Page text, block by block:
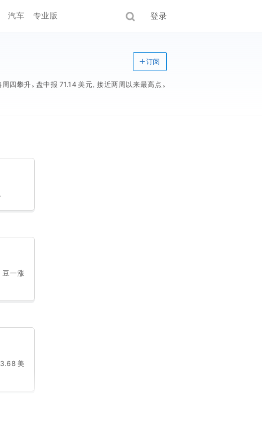
汽车 专业版 登录
四攀升。盘中报 71.14 美元，接近两周以来最高点。
订阅
豆一涨
美